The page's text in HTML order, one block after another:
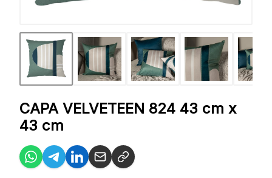
CAPA VELVETEEN 824 43 cm x
43 cm